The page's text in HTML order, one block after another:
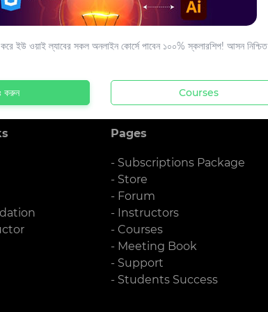
Pages
- Subscriptions Package
- Store
- Forum
- Instructors
- Courses
- Meeting Book
- Support
- Students Success
ইউ ওয়াই ল্যাবের সকল অনলাইন কোর্সে পাবেন ১০০% স্কলারশিপ! আসন নিশ্চিত
করুন Courses